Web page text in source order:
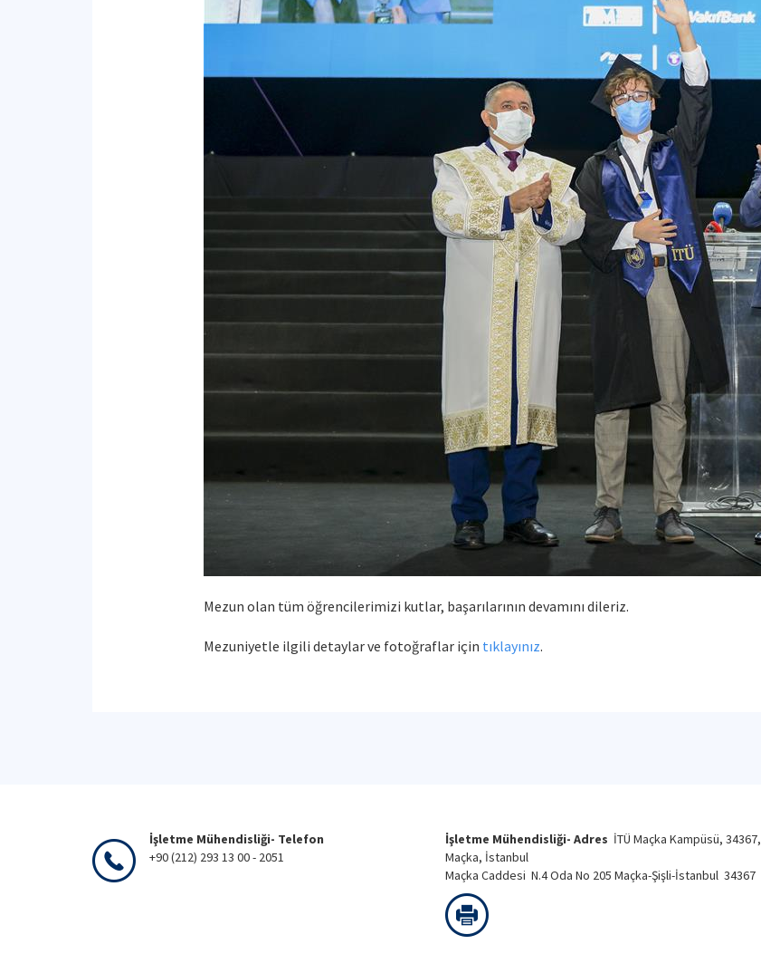
Mezun olan tüm öğrencilerimizi kutlar, başarılarının devamını dileriz.
Mezuniyetle ilgili detaylar ve fotoğraflar için tıklayınız.
İşletme Mühendisliği- Telefon
+90 (212) 293 13 00 - 2051
İşletme Mühendisliği- Adres İTÜ Maçka Kampüsü, 34367,
Maçka, İstanbul
Maçka Caddesi N.4 Oda No 205 Maçka-Şişli-İstanbul 34367